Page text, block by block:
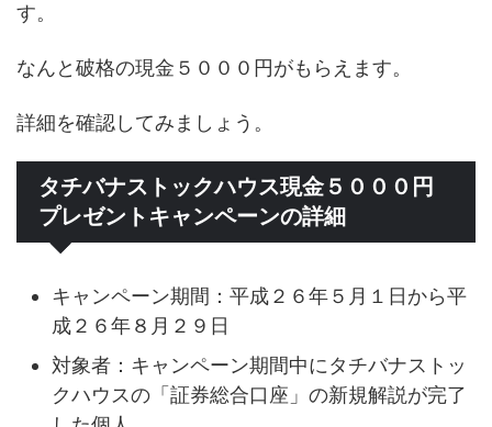
す。
なんと破格の現金５０００円がもらえます。
詳細を確認してみましょう。
タチバナストックハウス現金５０００円
プレゼントキャンペーンの詳細
キャンペーン期間：平成２６年５月１日から平
成２６年８月２９日
対象者：キャンペーン期間中にタチバナストッ
クハウスの「証券総合口座」の新規解説が完了